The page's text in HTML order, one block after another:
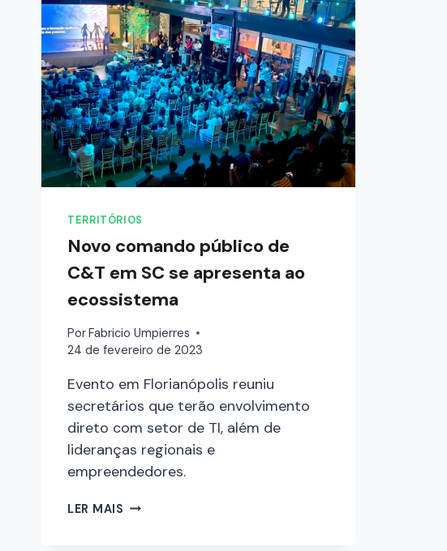
TERRITÓRIOS
Novo comando público de
C&T em SC se apresenta ao
ecossistema
PorFabricio Umpierres
24 de fevereiro de 2023
Evento em Florianópolis reuniu
secretários que terão envolvimento
direto com setor de TI, além de
lideranças regionais e
empreendedores.
LER MAIS